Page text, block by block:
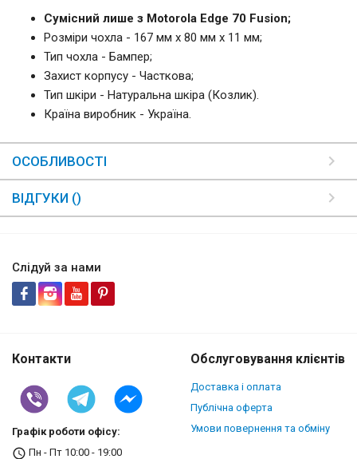
Сумісний лише з Motorola Edge 70 Fusion;
Розміри чохла - 167 мм x 80 мм x 11 мм;
Тип чохла - Бампер;
Захист корпусу - Часткова;
Тип шкіри - Натуральна шкіра (Козлик).
Країна виробник - Україна.
ОСОБЛИВОСТІ
ВІДГУКИ ()
Слідуй за нами
Контакти
Графік роботи офісу:
Пн - Пт 10:00 - 19:00
Обслуговування клієнтів
Доставка і оплата
Публічна оферта
Умови повернення та обміну